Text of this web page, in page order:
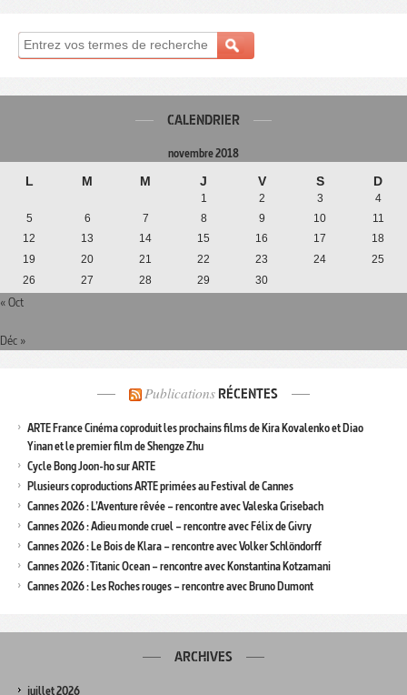
CALENDRIER
novembre 2018
L M M J V S D
1 2 3
4
5
6 7 8 9 10
11
12
13 14 15 16 17
18
19
20 21 22 23 24
25
26
27 28 29 30
« Oct
Déc »
Publications RÉCENTES
ARTE France Cinéma coproduit les prochains films de Kira Kovalenko et Diao
Yinan et le premier film de Shengze Zhu
Cycle Bong Joon-ho sur ARTE
Plusieurs coproductions ARTE primées au Festival de Cannes
Cannes 2026 : L’Aventure rêvée – rencontre avec Valeska Grisebach
Cannes 2026 : Adieu monde cruel – rencontre avec Félix de Givry
Cannes 2026 : Le Bois de Klara – rencontre avec Volker Schlöndorff
Cannes 2026 : Titanic Ocean – rencontre avec Konstantina Kotzamani
Cannes 2026 : Les Roches rouges – rencontre avec Bruno Dumont
ARCHIVES
juillet 2026